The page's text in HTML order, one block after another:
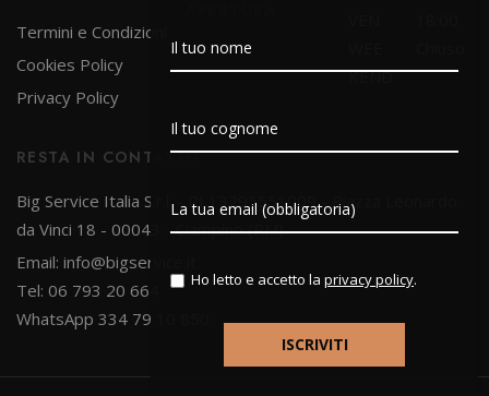
Termini e Condizioni
Cookies Policy
Privacy Policy
KEND
RESTA IN CONTATTO
Big Service Italia S.r.l. - PI 13295551009 - Piazza Leonardo
da Vinci 18 - 00043 - Ciampino (RM)
Email: info@bigservice.it
Tel: 06 793 20 664
WhatsApp 334 79 10 850
Ho letto e accetto la privacy policy.